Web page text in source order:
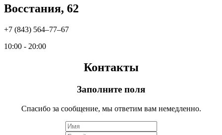
Восстания, 62
+7 (843) 564‒77‒67
10:00 - 20:00
Контакты
Заполните поля
Спасибо за сообщение, мы ответим вам немедленно.